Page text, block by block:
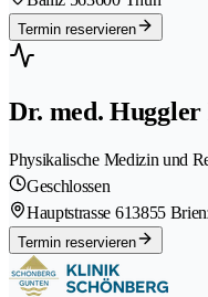
Termin reservieren
Dr. med.
Physikalische Medizin und
Geschlossen
Hauptstrasse 613855
Termin reservieren